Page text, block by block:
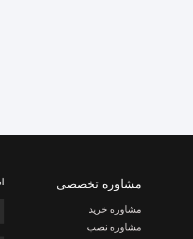
مشاوره تخصصی
مشاوره خرید
مشاوره نصب